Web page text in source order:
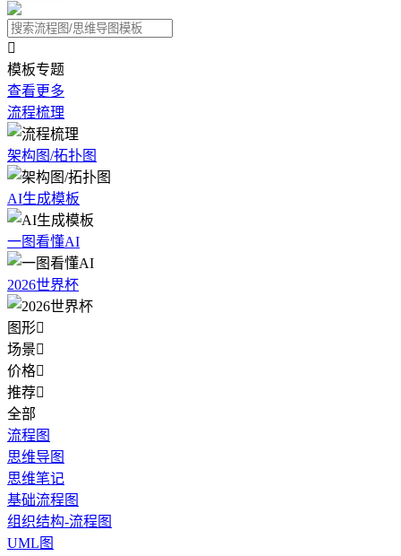

模板专题
查看更多
流程梳理
架构图/拓扑图
AI生成模板
一图看懂AI
2026世界杯
图形
场景
价格
推荐
全部
流程图
思维导图
思维笔记
基础流程图
组织结构-流程图
UML图